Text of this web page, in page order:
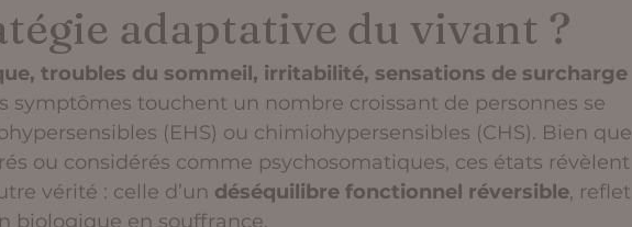
adaptative du vivant ?
troubles du sommeil, irritabilité, sensations de surcharge
symptômes touchent un nombre croissant de personnes se
(EHS) ou chimiohypersensibles (CHS). Bien que
ou considérés comme psychosomatiques, ces états révèlent
vérité : celle d’un déséquilibre fonctionnel réversible, reflet
biologique en souffrance.